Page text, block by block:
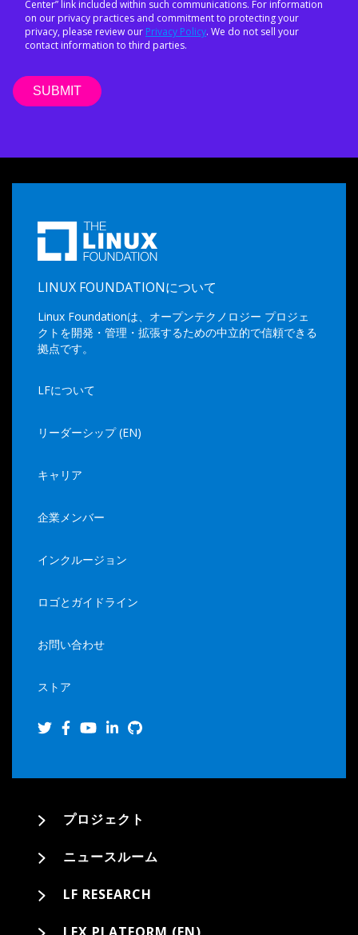
Center” link included within such communications. For information
on our privacy practices and commitment to protecting your
privacy, please review our Privacy Policy. We do not sell your
contact information to third parties.
LINUX FOUNDATIONについて
Linux Foundationは、オープンテクノロジー プロジェ
クトを開発・管理・拡張するための中立的で信頼できる
拠点です。
LFについて
リーダーシップ (EN)
キャリア
企業メンバー
インクルージョン
ロゴとガイドライン
お問い合わせ
ストア
プロジェクト
ニュースルーム
LF RESEARCH